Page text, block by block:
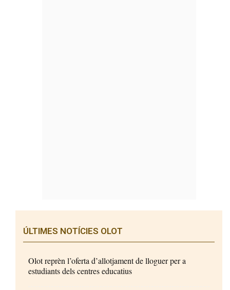
ÚLTIMES NOTÍCIES OLOT
Olot reprèn l’oferta d’allotjament de lloguer per a
estudiants dels centres educatius